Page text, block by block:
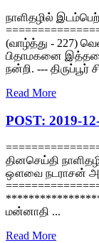
நாளிதழில்
(வாழ்த்து - 227)
பிதாமகனை
நன்றி. --- திருப்பூர்
Read More
POST: 2019-
தினசெய்தி
ஔவை நடராசன்
மன்னாதி ...
Read More